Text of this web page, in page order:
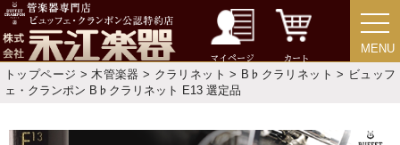
マイページ カート
MENU
MENU
トップページ >木管楽器 > クラリネット > B♭クラリネット > ビュッフ
ェ・クランポン B♭クラリネット E13 選定品